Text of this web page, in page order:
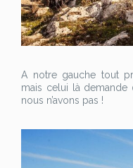
A notre gauche tout
mais celui là
nous n’avons pas !